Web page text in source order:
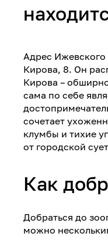
Адрес Ижевского
Кирова, 8. Он
Кирова –
сама по себе
сочетает
клумбы и тихие
от городской
Как
Добраться до
можно